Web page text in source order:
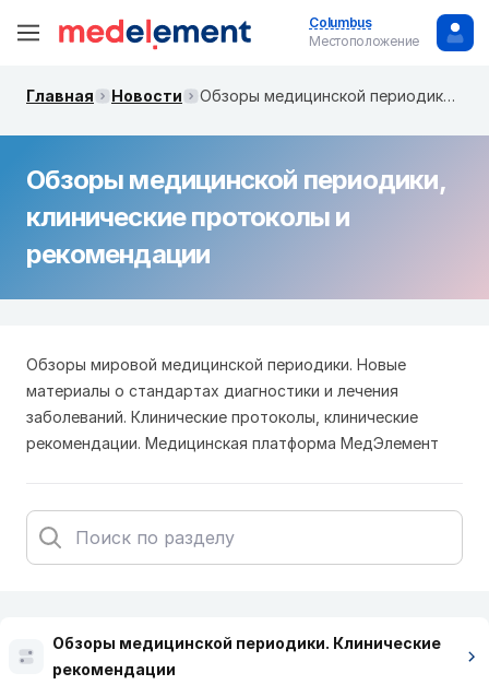
Columbus
Местоположение
Главная Новости Обзоры медицинской периодики, клинические протоколы и рекомендации
Обзоры медицинской периодики,
клинические протоколы и
рекомендации
Обзоры мировой медицинской периодики. Новые
материалы о стандартах диагностики и лечения
заболеваний. Клинические протоколы, клинические
рекомендации. Медицинская платформа МедЭлемент
Обзоры медицинской периодики. Клинические
рекомендации